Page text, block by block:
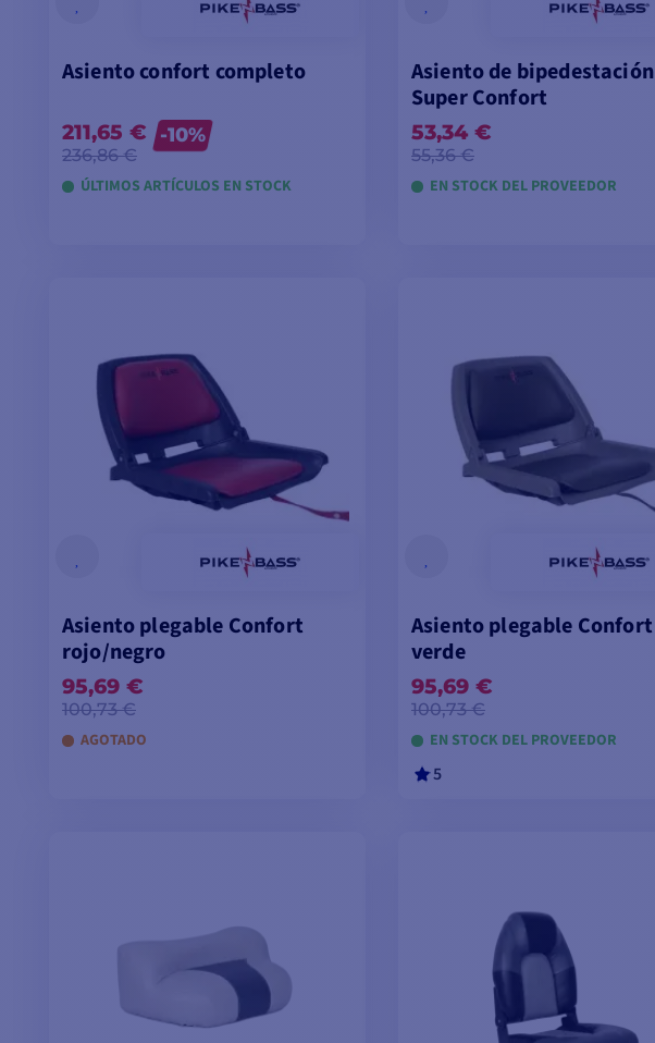
Asiento confort completo
211,65 €
236,86 €
-10%
ÚLTIMOS ARTÍCULOS EN STOCK
Asiento de bipedestación
Super Confort
53,34 €
55,36 €
EN STOCK DEL PROVEEDOR
Asiento plegable Confort
rojo/negro
95,69 €
100,73 €
AGOTADO
Asiento plegable Confort
verde
95,69 €
100,73 €
EN STOCK DEL PROVEEDOR
5